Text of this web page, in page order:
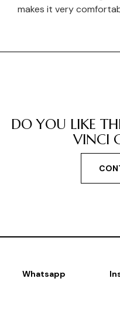
makes it very
DO YOU LIKE
VINCI
Whatsapp